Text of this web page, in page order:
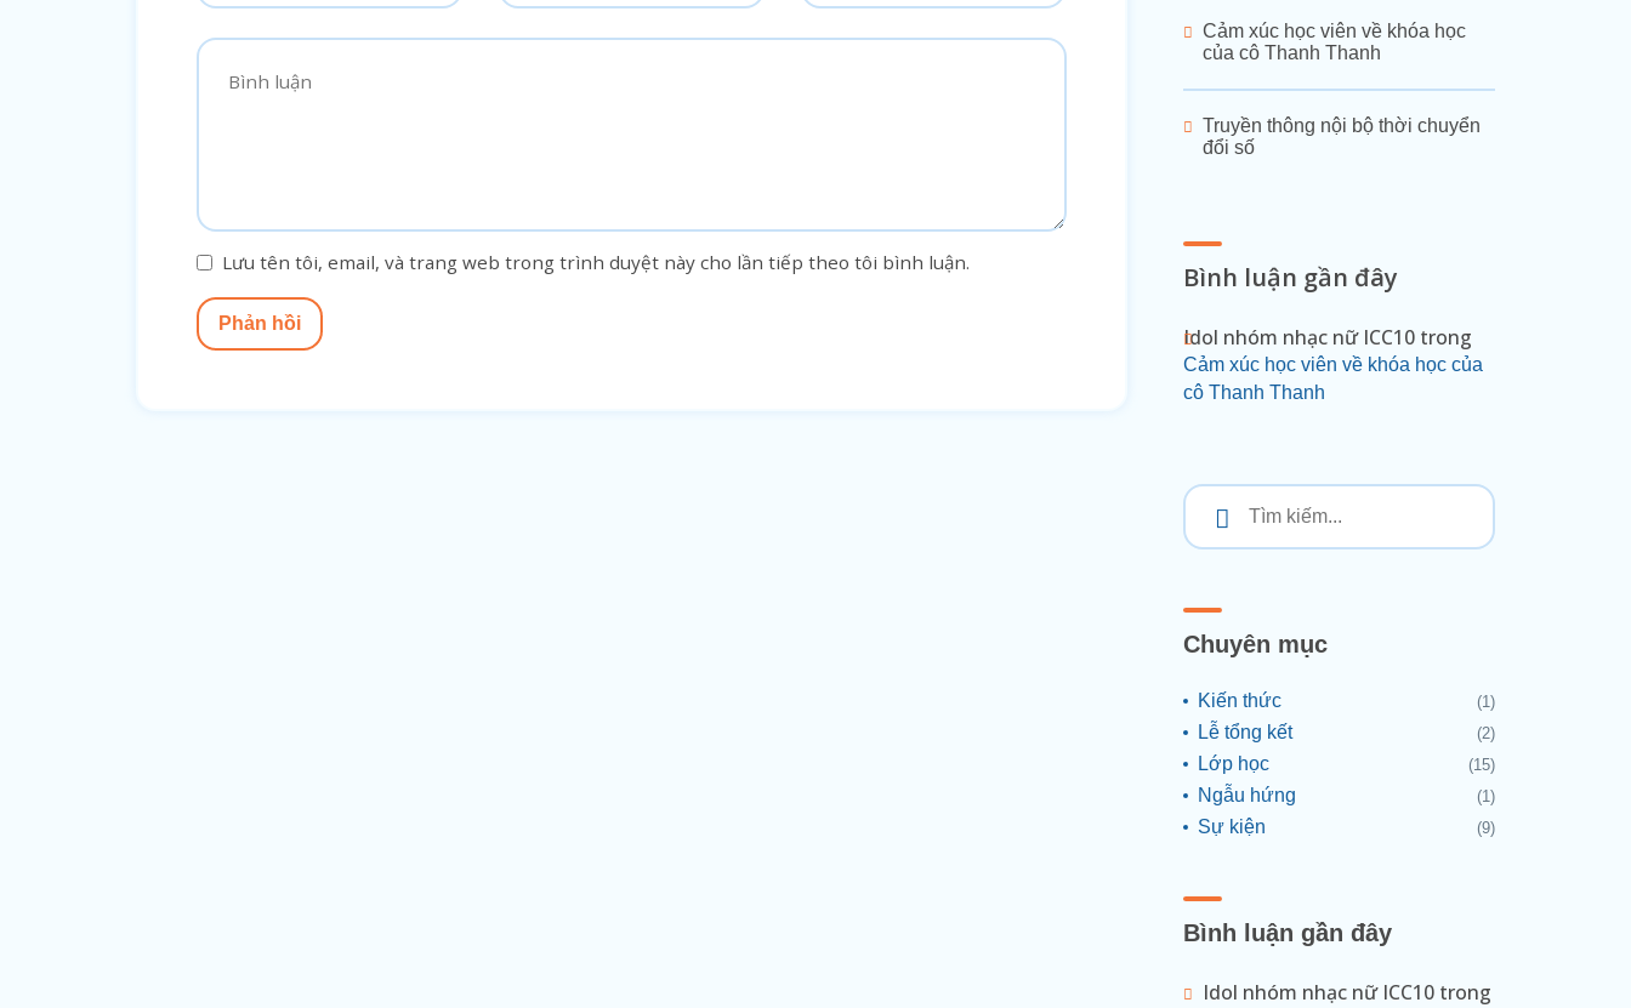
Lưu tên tôi, email, và trang web trong trình duyệt này cho lần tiếp theo tôi bình luận.
Phản hồi
Cảm xúc học viên về khóa học
của cô Thanh Thanh
Truyền thông nội bộ thời chuyển
đổi số
Bình luận gần đây
Idol nhóm nhạc nữ ICC10trong
Cảm xúc học viên về khóa học của
cô Thanh Thanh
Chuyên mục
Kiến thức (1)
Lễ tổng kết (2)
Lớp học (15)
Ngẫu hứng (1)
Sự kiện (9)
Bình luận gần đây
Idol nhóm nhạc nữ ICC10trong